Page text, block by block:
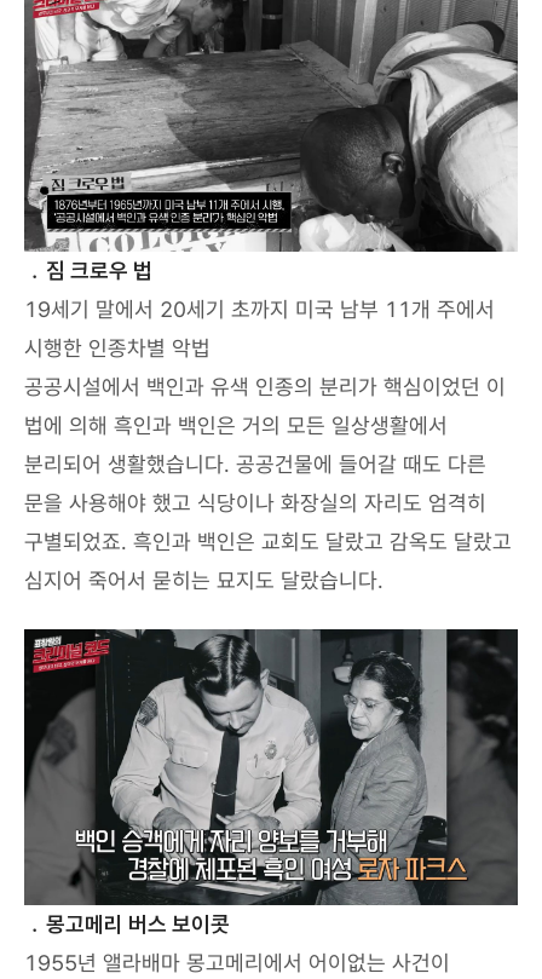
﹒짐 크로우 법
19세기 말에서 20세기 초까지 미국 남부 11개 주에서
시행한 인종차별 악법
공공시설에서 백인과 유색 인종의 분리가 핵심이었던 이
법에 의해 흑인과 백인은 거의 모든 일상생활에서
분리되어 생활했습니다. 공공건물에 들어갈 때도 다른
문을 사용해야 했고 식당이나 화장실의 자리도 엄격히
구별되었죠. 흑인과 백인은 교회도 달랐고 감옥도 달랐고
심지어 죽어서 묻히는 묘지도 달랐습니다.
﹒몽고메리 버스 보이콧
1955년 앨라배마 몽고메리에서 어이없는 사건이